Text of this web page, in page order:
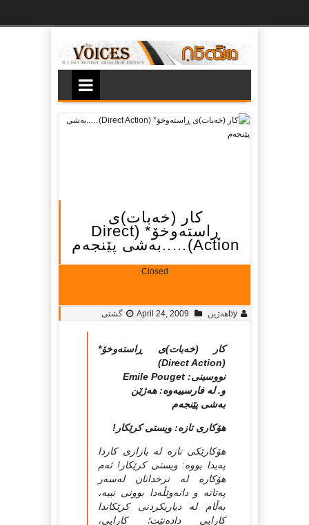
کار (خه‌بات)ی
ڕاسته‌وخۆ* (Direct
Action)…..به‌شی پێنجه‌م
Closed
byهه‌ژین April 24, 2009 گشتی
کار (خه‌بات)ی ڕاسته‌وخۆ*
(Direct Action)
نووسینی: Emile Pouget
و. له‌ فارسییه‌وه‌: هه‌ژێن
به‌شی پێنجه‌م
هۆکاری تازه‌: ویستی کرێکار!
هۆکارێکی تازه‌ له‌ بازاری کاردا
په‌یدا بووه‌: ویستی کرێکار! ئه‌م
هۆکاره‌ له‌ نرخدانان له‌سه‌ر
په‌تاته‌ و دانه‌وێڵه‌دا بوونی نییه‌،
به‌ڵام له‌ دیاریکردنی کرێکاندا
کارایی داده‌نێت؛ کارایی،